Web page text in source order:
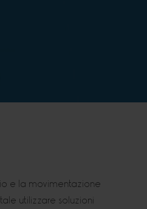
e la movimentazione
utilizzare soluzioni